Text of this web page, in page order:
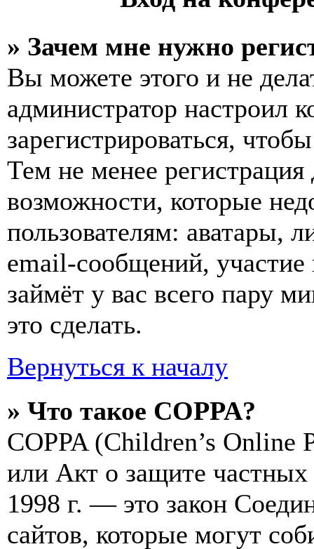
» Зачем мне нужно
Вы можете этого и не
администратор
зарегистрироваться,
Тем не менее
возможности, которые
пользователям: аватары,
email-сообщений, участие
займёт у вас всего пару
это сделать.
Вернуться к началу
» Что такое COPPA?
COPPA (Children’s
или Акт о защите частных
1998 г. — это закон
сайтов, которые могут